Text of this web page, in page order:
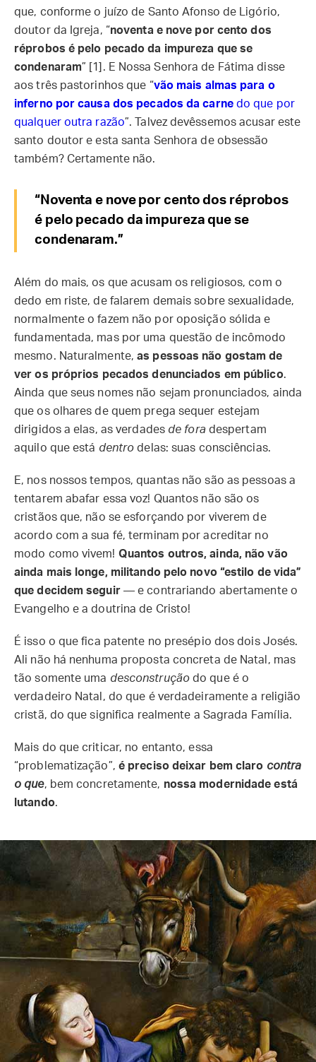
que, conforme o juízo de Santo Afonso de Ligório,
doutor da Igreja, “noventa e nove por cento dos
réprobos é pelo pecado da impureza que se
condenaram” [1]. E Nossa Senhora de Fátima disse
aos três pastorinhos que “vão mais almas para o
inferno por causa dos pecados da carnedo que por
qualquer outra razão”. Talvez devêssemos acusar este
santo doutor e esta santa Senhora de obsessão
também? Certamente não.
“Noventa e nove por cento dos réprobos
é pelo pecado da impureza que se
condenaram.”
Além do mais, os que acusam os religiosos, com o
dedo em riste, de falarem demais sobre sexualidade,
normalmente o fazem não por oposição sólida e
fundamentada, mas por uma questão de incômodo
mesmo. Naturalmente,as pessoas não gostam de
ver os próprios pecados denunciados em público.
Ainda que seus nomes não sejam pronunciados, ainda
que os olhares de quem prega sequer estejam
dirigidos a elas, as verdades de foradespertam
aquilo que está dentro delas: suas consciências.
E, nos nossos tempos, quantas não são as pessoas a
tentarem abafar essa voz! Quantos não são os
cristãos que, não se esforçando por viverem de
acordo com a sua fé, terminam por acreditar no
modo como vivem! Quantos outros, ainda, não vão
ainda mais longe, militando pelo novo “estilo de vida”
que decidem seguir — e contrariando abertamente o
Evangelho e a doutrina de Cristo!
É isso o que fica patente no presépio dos dois Josés.
Ali não há nenhuma proposta concreta de Natal, mas
tão somente uma desconstruçãodo que é o
verdadeiro Natal, do que é verdadeiramente a religião
cristã, do que significa realmente a Sagrada Família.
Mais do que criticar, no entanto, essa
“problematização”, é preciso deixar bem claro contra
o que, bem concretamente, nossa modernidade está
lutando.